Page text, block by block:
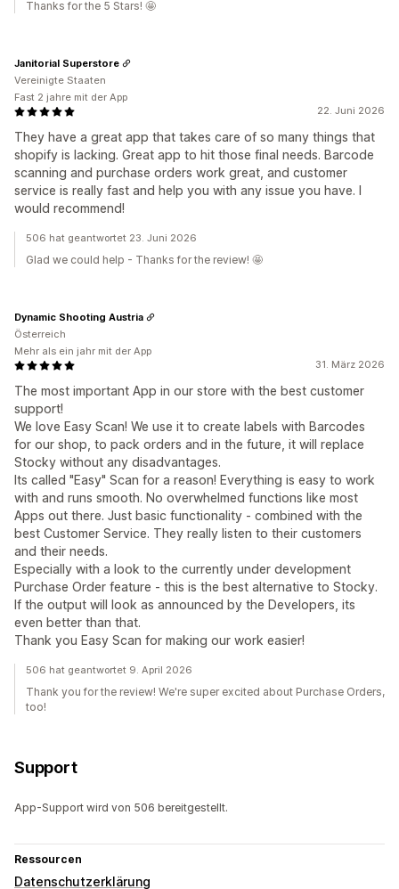
Thanks for the 5 Stars! 🤩
22. Juni 2026
They have a great app that takes care of so many things that
shopify is lacking. Great app to hit those final needs. Barcode
scanning and purchase orders work great, and customer
service is really fast and help you with any issue you have. I
would recommend!
Janitorial Superstore
Vereinigte Staaten
Fast 2 jahre mit der App
506 hat geantwortet 23. Juni 2026
Glad we could help - Thanks for the review! 🤩
31. März 2026
The most important App in our store with the best customer
support!
We love Easy Scan! We use it to create labels with Barcodes
for our shop, to pack orders and in the future, it will replace
Stocky without any disadvantages.
Its called "Easy" Scan for a reason! Everything is easy to work
with and runs smooth. No overwhelmed functions like most
Apps out there. Just basic functionality - combined with the
best Customer Service. They really listen to their customers
and their needs.
Especially with a look to the currently under development
Purchase Order feature - this is the best alternative to Stocky.
If the output will look as announced by the Developers, its
even better than that.
Thank you Easy Scan for making our work easier!
Dynamic Shooting Austria
Österreich
Mehr als ein jahr mit der App
506 hat geantwortet 9. April 2026
Thank you for the review! We're super excited about Purchase Orders,
too!
Support
App-Support wird von 506 bereitgestellt.
Ressourcen
Datenschutzerklärung